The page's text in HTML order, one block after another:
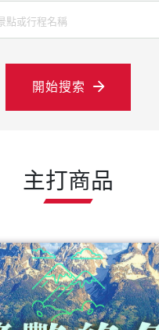
開始搜索
主打商品